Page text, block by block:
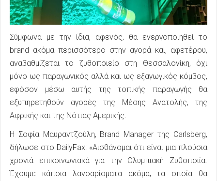
Σύμφωνα με την ίδια, αφενός, θα ενεργοποιηθεί το
brand ακόμα περισσότερο στην αγορά και, αφετέρου,
αναβαθμίζεται το ζυθοποιείο στη Θεσσαλονίκη, όχι
μόνο ως παραγωγικός αλλά και ως εξαγωγικός κόμβος,
εφόσον μέσω αυτής της τοπικής παραγωγής θα
εξυπηρετηθούν αγορές της Μέσης Ανατολής, της
Αφρικής και της Νότιας Αμερικής.
Η Σοφία Μαυραντζούλη, Brand Manager της Carlsberg,
δήλωσε στο DailyFax: «Αισθάνομαι ότι είναι μια πλούσια
χρονιά επικοινωνιακά για την Ολυμπιακή Ζυθοποιία.
Έχουμε κάποια λανσαρίσματα ακόμα, τα οποία θα